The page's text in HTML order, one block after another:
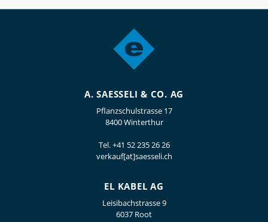
A. SAESSELI & CO. AG
Pflanzschulstrasse 17
8400 Winterthur
Tel.+41 52 235 26 26
verkauf[at]saesseli.ch
EL KABEL AG
Leisibachstrasse 9
6037 Root